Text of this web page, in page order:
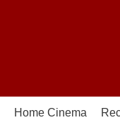
Home Cinema